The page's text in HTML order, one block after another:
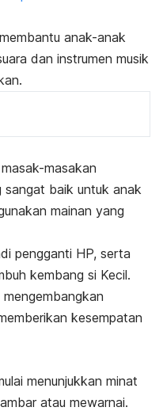
anak-anak
dan instrumen musik
masakan
sangat baik untuk anak
mainan yang
pengganti HP, serta
kembang si Kecil.
kesempatan
menunjukkan minat
atau mewarnai.